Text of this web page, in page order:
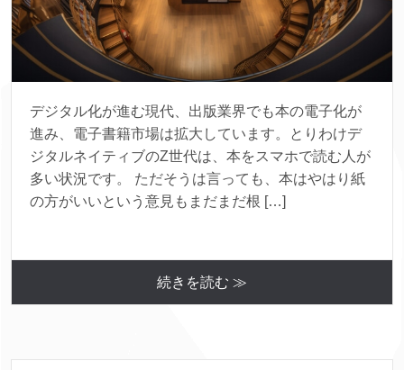
デジタル化が進む現代、出版業界でも本の電子化が
進み、電子書籍市場は拡大しています。とりわけデ
ジタルネイティブのZ世代は、本をスマホで読む人が
多い状況です。 ただそうは言っても、本はやはり紙
の方がいいという意見もまだまだ根 […]
続きを読む ≫